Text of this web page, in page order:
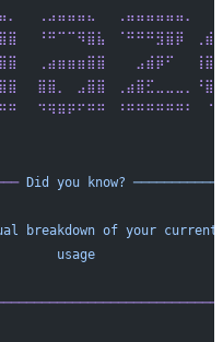
Did you know?
breakdown of your current
usage